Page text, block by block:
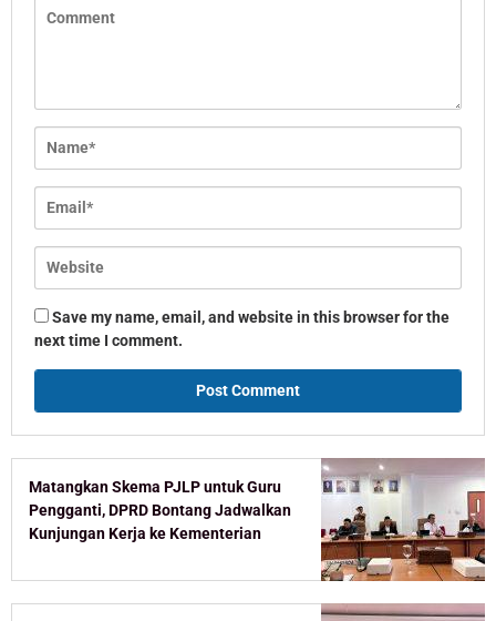
Save my name, email, and website in this browser for the
next time I comment.
Matangkan Skema PJLP untuk Guru
Pengganti, DPRD Bontang Jadwalkan
Kunjungan Kerja ke Kementerian